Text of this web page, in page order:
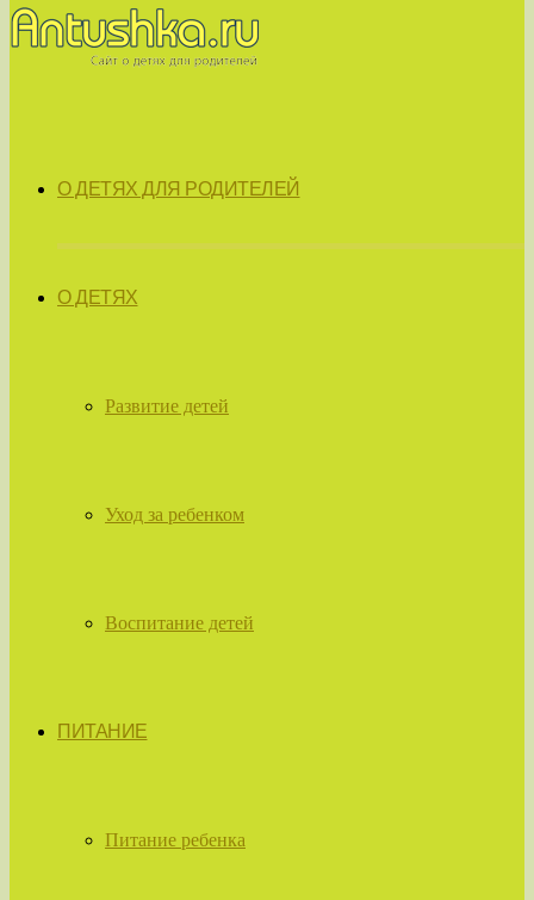
О ДЕТЯХ ДЛЯ РОДИТЕЛЕЙ
О ДЕТЯХ
Развитие детей
Уход за ребенком
Воспитание детей
ПИТАНИЕ
Питание ребенка